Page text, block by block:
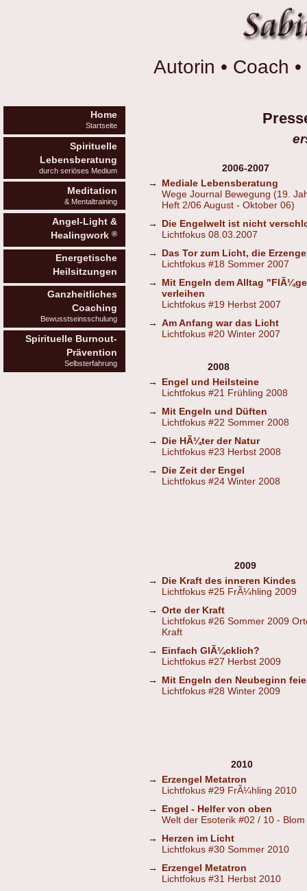
Autorin • Coach
Home
Startseite
Spirituelle
Lebensberatung
durch seriöses Medium
Meditation
& Mentaltraining
Angel-Light &
Healingwork®
Energetische
Heilsitzungen
Ganzheitliches
Coaching
Bewusstseinsschulung
Spirituelle Burnout-
Prävention
Selbsterfahrung
2006-2007
→
Mediale Lebensberatung
Wege Journal Bewegung (19.
Heft 2/06 August - Oktober 06)
→
Die Engelwelt ist nicht
Lichtfokus 08.03.2007
→
Das Tor zum Licht, die
Lichtfokus #18 Sommer 2007
→
Mit Engeln dem Alltag
verleihen
Lichtfokus #19 Herbst 2007
→ Am Anfang war das Licht
Lichtfokus #20 Winter 2007
2008
→
Engel und Heilsteine
Lichtfokus #21 Frühling 2008
→
Mit Engeln und Düften
Lichtfokus #22 Sommer 2008
→
Die HÃ¼ter der Natur
Lichtfokus #23 Herbst 2008
→
Die Zeit der Engel
Lichtfokus #24 Winter 2008
2009
→
Die Kraft des inneren Kindes
Lichtfokus #25 FrÃ¼hling 2009
→ Orte der Kraft
Lichtfokus #26 Sommer 2009
Kraft
→
Einfach GlÃ¼cklich?
Lichtfokus #27 Herbst 2009
→
Mit Engeln den Neubeginn
Lichtfokus #28 Winter 2009
2010
→
Erzengel Metatron
Lichtfokus #29 FrÃ¼hling 2010
→
Engel - Helfer von oben
Welt der Esoterik #02 / 10 - Blom
→
Herzen im Licht
Lichtfokus #30 Sommer 2010
→
Erzengel Metatron
Lichtfokus #31 Herbst 2010